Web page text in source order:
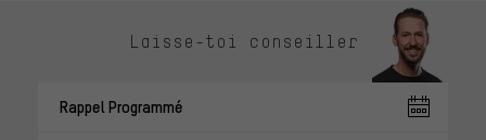
Laisse-toi conseiller
Rappel Programmé